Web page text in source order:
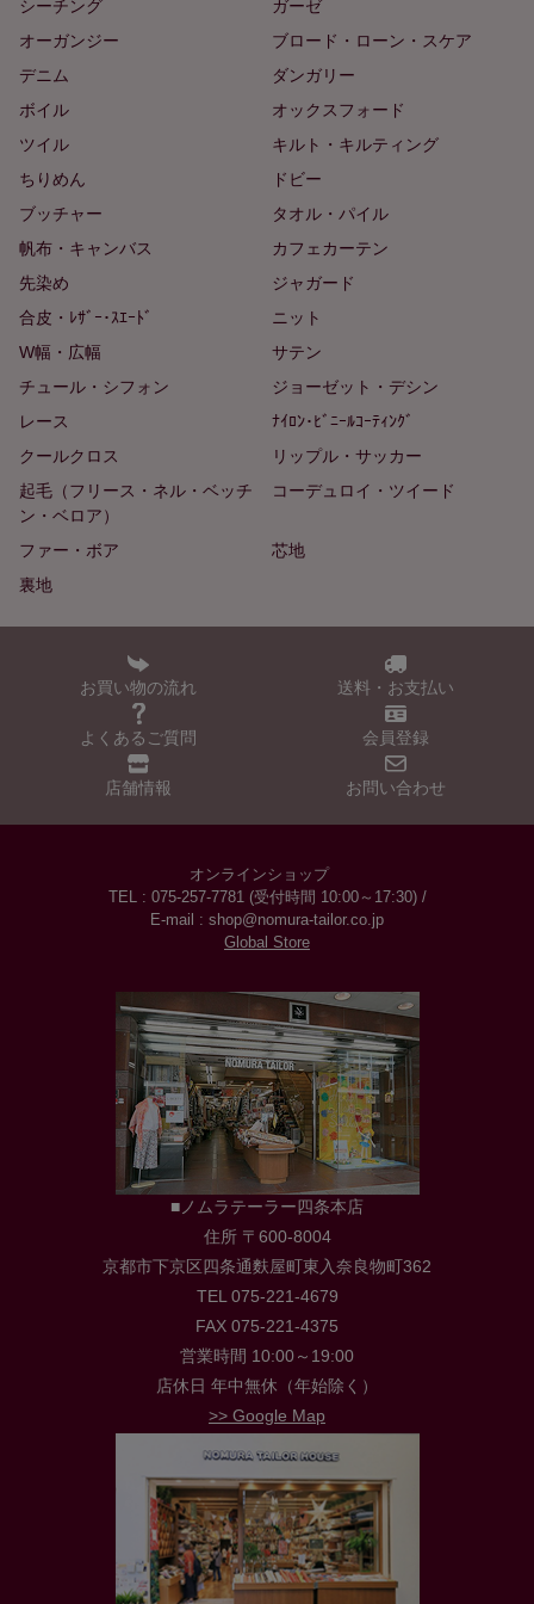
シーチング
ガーゼ
オーガンジー
ブロード・ローン・スケア
デニム
ダンガリー
ボイル
オックスフォード
ツイル
キルト・キルティング
ちりめん
ドビー
ブッチャー
タオル・パイル
帆布・キャンバス
カフェカーテン
先染め
ジャガード
合皮・ﾚｻﾞｰ･ｽｴｰﾄﾞ
ニット
W幅・広幅
サテン
チュール・シフォン
ジョーゼット・デシン
レース
ﾅｲﾛﾝ･ﾋﾞﾆｰﾙｺｰﾃｨﾝｸﾞ
クールクロス
リップル・サッカー
起毛（フリース・ネル・ベッチ
ン・ベロア）
コーデュロイ・ツイード
ファー・ボア
芯地
裏地
お買い物の流れ 送料・お支払い
よくあるご質問 会員登録
店舗情報 お問い合わせ
オンラインショップ
TEL : 075-257-7781 (受付時間 10:00～17:30) /
E-mail : shop@nomura-tailor.co.jp
Global Store
■ノムラテーラー四条本店
住所 〒600-8004
京都市下京区四条通麩屋町東入奈良物町362
TEL 075-221-4679
FAX 075-221-4375
営業時間 10:00～19:00
店休日 年中無休（年始除く）
>> Google Map